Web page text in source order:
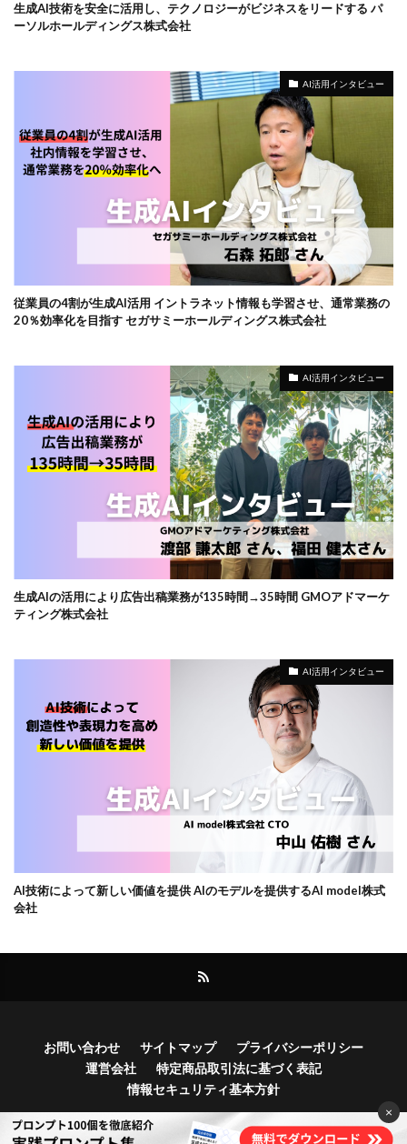
生成AI技術を安全に活用し、テクノロジーがビジネスをリードする パ
ーソルホールディングス株式会社
AI活用インタビュー
従業員の4割が生成AI活用 イントラネット情報も学習させ、通常業務の
20％効率化を目指す セガサミーホールディングス株式会社
AI活用インタビュー
生成AIの活用により広告出稿業務が135時間→35時間 GMOアドマーケ
ティング株式会社
AI活用インタビュー
AI技術によって新しい価値を提供 AIのモデルを提供するAI model株式
会社
お問い合わせ サイトマップ
プライバシーポリシー
運営会社
特定商品取引法に基づく表記
情報セキュリティ基本方針
Copyright© Bocek, Inc.
×